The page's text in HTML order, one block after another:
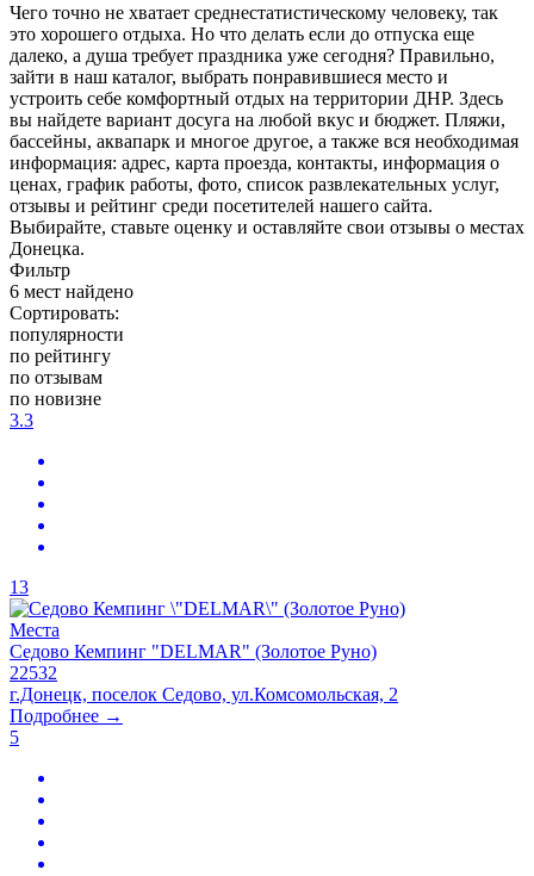
Чего точно не хватает среднестатистическому человеку, так
это хорошего отдыха. Но что делать если до отпуска еще
далеко, а душа требует праздника уже сегодня? Правильно,
зайти в наш каталог, выбрать понравившиеся место и
устроить себе комфортный отдых на территории ДНР. Здесь
вы найдете вариант досуга на любой вкус и бюджет. Пляжи,
бассейны, аквапарк и многое другое, а также вся необходимая
информация: адрес, карта проезда, контакты, информация о
ценах, график работы, фото, список развлекательных услуг,
отзывы и рейтинг среди посетителей нашего сайта.
Выбирайте, ставьте оценку и оставляйте свои отзывы о местах
Донецка.
Фильтр
6 мест найдено
Сортировать:
популярности
по рейтингу
по отзывам
по новизне
3.3
13
Места
Седово Кемпинг "DELMAR" (Золотое Руно)
22532
г.Донецк, поселок Седово, ул.Комсомольская, 2
Подробнее →
5